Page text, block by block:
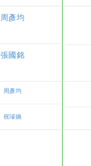
周彥均
張國銘
周彥均
祝璿嬿